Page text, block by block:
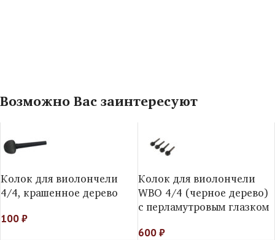
Возможно Вас заинтересуют
Колок для виолончели
4/4, крашенное дерево
100₽
Колок для виолончели
WBO 4/4 (черное дерево)
с перламутровым глазком
600₽